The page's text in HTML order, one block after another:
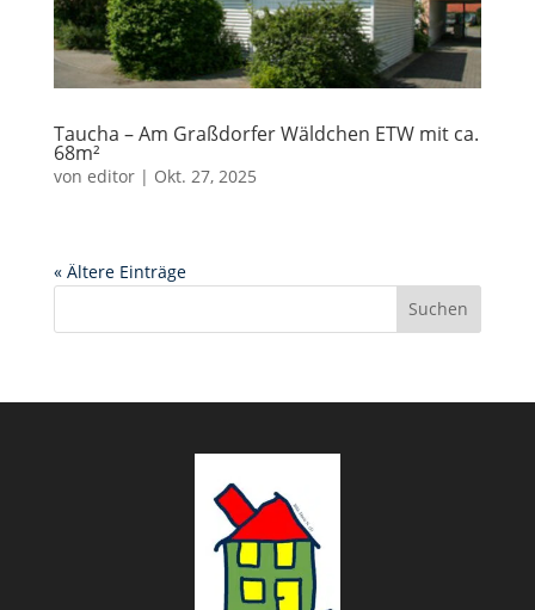
Taucha – Am Graßdorfer Wäldchen ETW mit ca.
68m²
von editor| Okt. 27, 2025
« Ältere Einträge